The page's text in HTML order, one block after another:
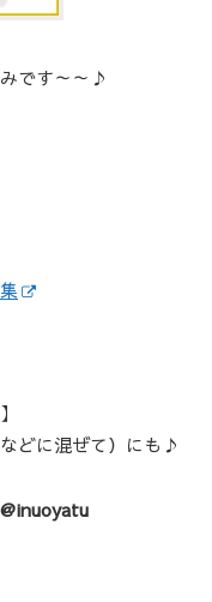
です～～♪
】
どに混ぜて）にも♪
@inuoyatu